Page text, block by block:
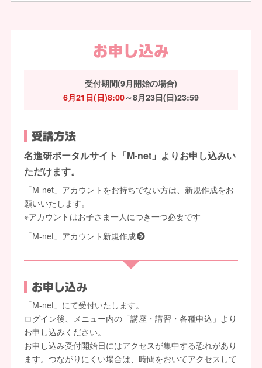
お申し込み
受付期間(9月開始の場合)
6月21日(日)8:00～8月23日(日)23:59
受講方法
名進研ポータルサイト「M-net」よりお申し込みい
ただけます。
「M-net」アカウントをお持ちでない方は、新規作成をお
願いいたします。
※アカウントはお子さま一人につき一つ必要です
「M-net」アカウント新規作成
お申し込み
「M-net」にて受付いたします。
ログイン後、メニュー内の「講座・講習・各種申込」より
お申し込みください。
お申し込み受付開始日にはアクセスが集中する恐れがあり
ます。つながりにくい場合は、時間をおいてアクセスして